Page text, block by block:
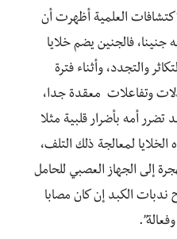
العلمية أظهرت أن
جنينا، فالجنين يضم خلايا
والتجدد، وأثناء فترة
وتفاعلات معقدة جدا،
أمه بأضرار قلبية مثلا
الخلايا لمعالجة ذلك التلف،
إلى الجهاز العصبي للحامل
الكبد إن كان مصابا